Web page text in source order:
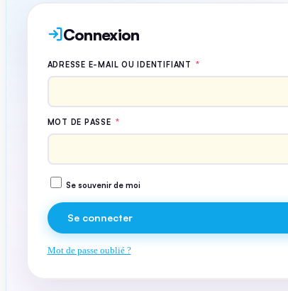
Connexion
ADRESSE E-MAIL OU IDENTIFIANT *
MOT DE PASSE *
Se souvenir de moi
Se connecter
Mot de passe oublié ?